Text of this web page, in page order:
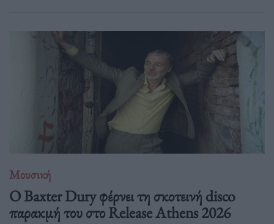
Μουσική
Ο Baxter Dury φέρνει τη σκοτεινή disco
παρακμή του στο Release Athens 2026